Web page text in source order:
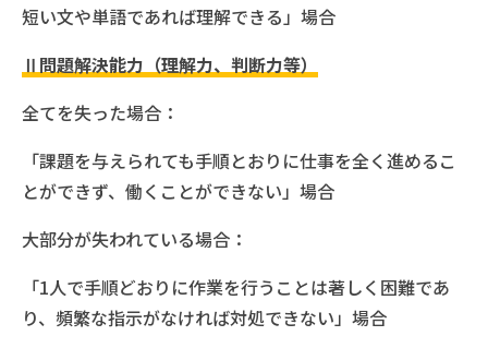
短い文や単語であれば理解できる」場合
Ⅱ問題解決能力（理解力、判断力等）
全てを失った場合：
「課題を与えられても手順とおりに仕事を全く進めるこ
とができず、働くことができない」場合
大部分が失われている場合：
「1人で手順どおりに作業を行うことは著しく困難であ
り、頻繁な指示がなければ対処できない」場合